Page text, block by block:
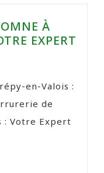
À
EXPERT
en-Valois :
de
: Votre Expert